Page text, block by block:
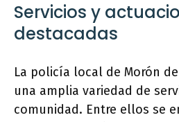
Servicios y
destacadas
La policía local de Morón
una amplia variedad de
comunidad. Entre ellos se